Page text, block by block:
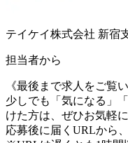
テイケイ株式会社 新宿
担当者から
《最後まで求人をご覧
少しでも「気になる」
けた方は、ぜひお気軽
応募後に届くURLから